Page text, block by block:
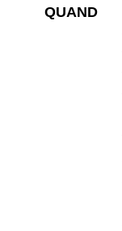
QUAND